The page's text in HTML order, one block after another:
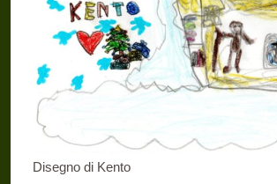
Disegno di Kento